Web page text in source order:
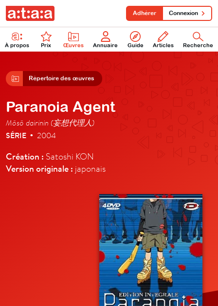
À propos Prix Œuvres Annuaire Guide Articles Recherche
Adhérer Connexion
Répertoire des œuvres
Paranoia Agent
Mōsō dairinin (妄想代理人)
SÉRIE • 2004
Création : Satoshi KON
Version originale : japonais